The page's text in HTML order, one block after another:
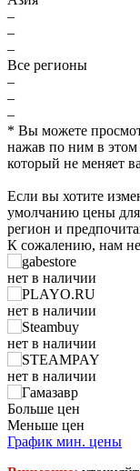
–
–
–
Все регионы
–
–
–
* Вы можете
нажав по ним в этом
который не меняет
Если вы хотите
умолчанию цены для
регион и
К сожалению, нам
нет в наличии
нет в наличии
нет в наличии
нет в наличии
нет в наличии
нет в наличии
Больше цен
Меньше цен
200
400
600
800
1,000
1,200
min199
График мин. цены